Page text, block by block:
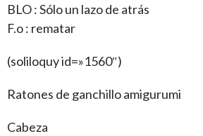
BLO : Sólo un lazo de atrás
F.o : rematar
(soliloquy id=»1560″)
Ratones de ganchillo amigurumi
Cabeza